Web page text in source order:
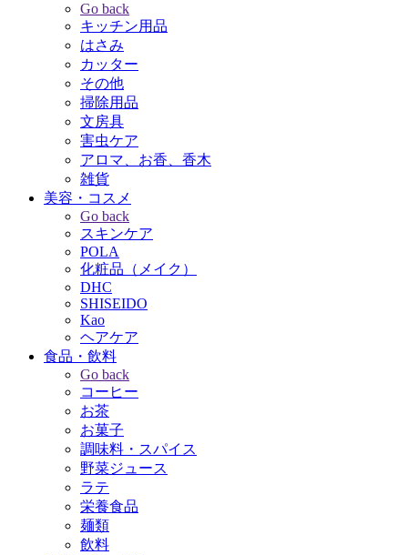
Go back
キッチン用品
はさみ
カッター
その他
掃除用品
文房具
害虫ケア
アロマ、お香、香木
雑貨
美容・コスメ
Go back
スキンケア
POLA
化粧品（メイク）
DHC
SHISEIDO
Kao
ヘアケア
食品・飲料
Go back
コーヒー
お茶
お菓子
調味料・スパイス
野菜ジュース
ラテ
栄養食品
麺類
飲料